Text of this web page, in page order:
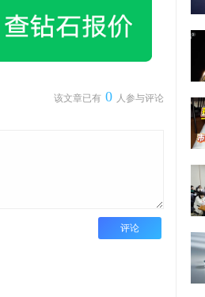
该文章已有 0 人参与评论
评论